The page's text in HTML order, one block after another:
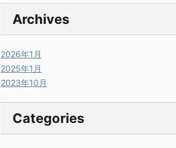
Archives
2026年1月
2025年1月
2023年10月
Categories